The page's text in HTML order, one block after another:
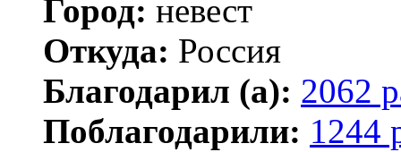
Город: невест
Откуда: Россия
Благодарил (а): 2062
Поблагодарили: 1244